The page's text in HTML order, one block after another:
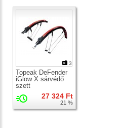
3
Topeak DeFender
iGlow X sárvédő
szett
27 324 Ft
21 %